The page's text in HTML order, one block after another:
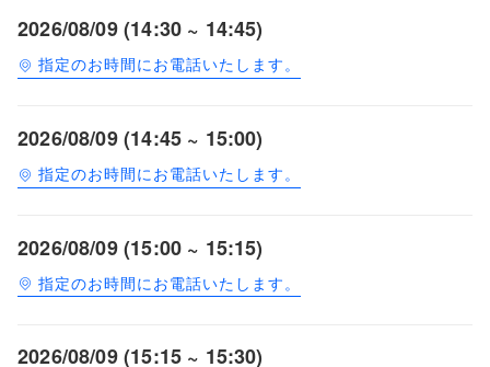
2026/08/09 (14:30 ~ 14:45)
指定のお時間にお電話いたします。
2026/08/09 (14:45 ~ 15:00)
指定のお時間にお電話いたします。
2026/08/09 (15:00 ~ 15:15)
指定のお時間にお電話いたします。
2026/08/09 (15:15 ~ 15:30)